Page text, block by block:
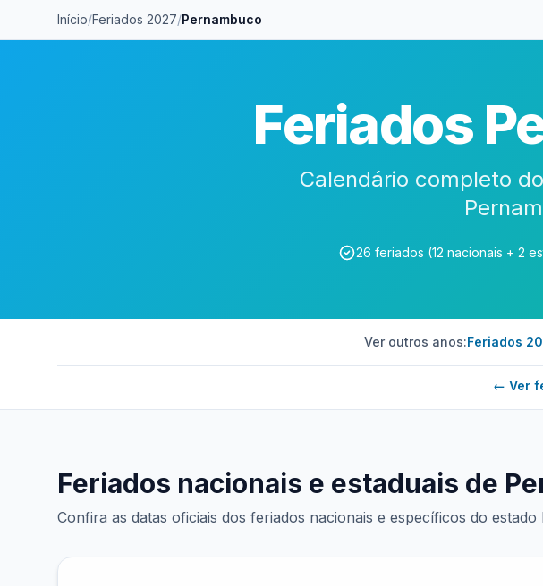
Início/Feriados 2027/Pernambuco
Feriados
Calendário completo
26 feriados (12 nacionais + 2
Ver outros anos:Feriados
← Ver
Feriados nacionais e estaduais de
Confira as datas oficiais dos feriados nacionais e específicos do estado